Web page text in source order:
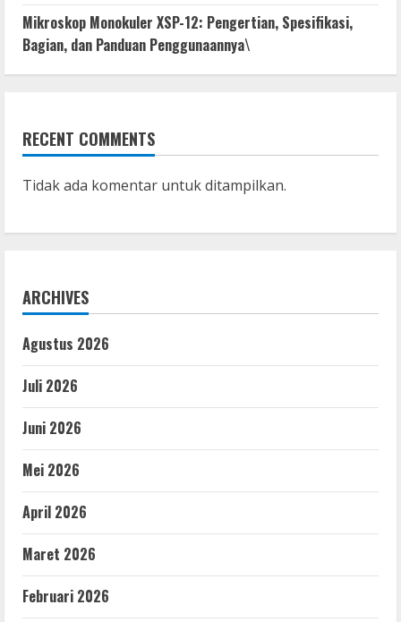
Mikroskop Monokuler XSP-12: Pengertian, Spesifikasi,
Bagian, dan Panduan Penggunaannya\
RECENT COMMENTS
Tidak ada komentar untuk ditampilkan.
ARCHIVES
Agustus 2026
Juli 2026
Juni 2026
Mei 2026
April 2026
Maret 2026
Februari 2026